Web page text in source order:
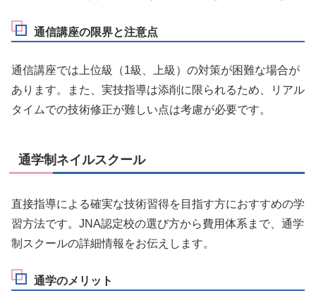
通信講座の限界と注意点
通信講座では上位級（1級、上級）の対策が困難な場合が
あります。また、実技指導は添削に限られるため、リアル
タイムでの技術修正が難しい点は考慮が必要です。
通学制ネイルスクール
直接指導による確実な技術習得を目指す方におすすめの学
習方法です。JNA認定校の選び方から費用体系まで、通学
制スクールの詳細情報をお伝えします。
通学のメリット